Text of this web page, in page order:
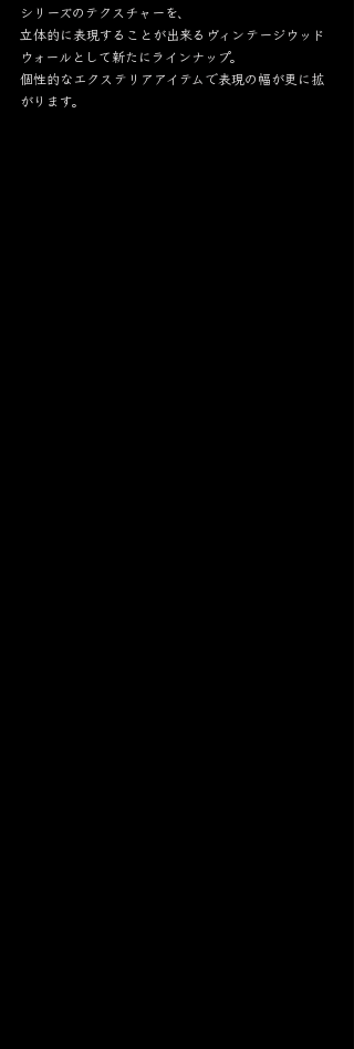
シリーズのテクスチャーを、
立体的に表現することが出来るヴィンテージウッド
ウォールとして新たにラインナップ。
個性的なエクステリアアイテムで表現の幅が更に拡
がります。